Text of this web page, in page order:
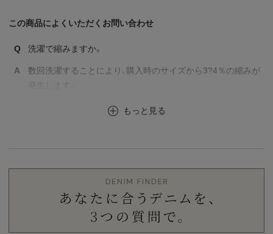
この商品によくいただくお問い合わせ
Q 洗濯で縮みますか。
A
数回洗濯することにより、購入時のサイズから3?4％の縮みが
発生します。
もっと見る